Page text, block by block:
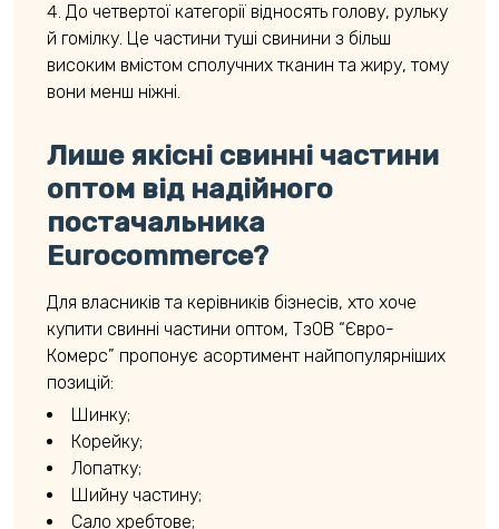
До четвертої категорії відносять голову, рульку
й гомілку. Це частини туші свинини з більш
високим вмістом сполучних тканин та жиру, тому
вони менш ніжні.
Лише якісні свинні частини
оптом від надійного
постачальника
Eurocommerce?
Для власників та керівників бізнесів, хто хоче
купити свинні частини оптом, ТзОВ “Євро-
Комерс” пропонує асортимент найпопулярніших
позицій:
Шинку;
Корейку;
Лопатку;
Шийну частину;
Сало хребтове;